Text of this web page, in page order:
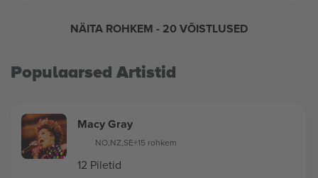
NÄITA ROHKEM - 20 VÕISTLUSED
Populaarsed Artistid
Macy Gray
NO,NZ,SE+15 rohkem
12 Piletid